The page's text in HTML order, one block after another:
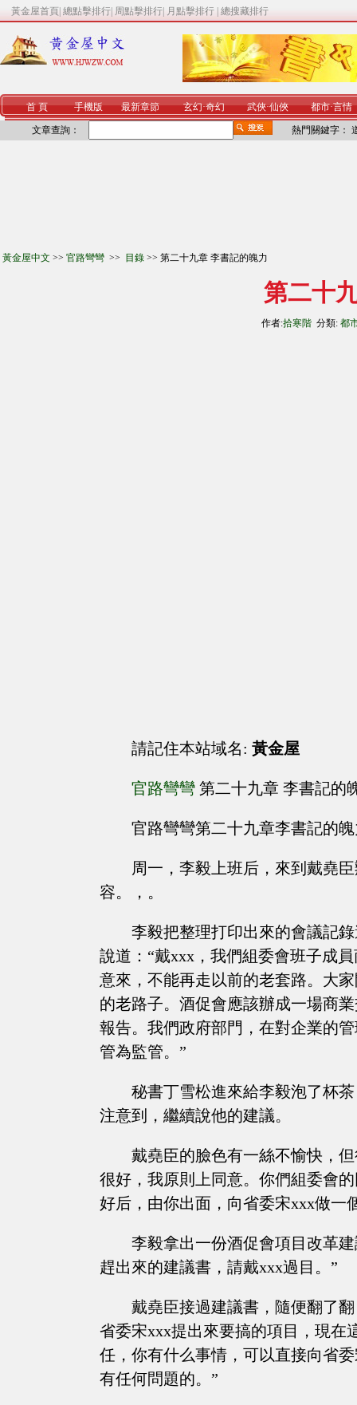
黃金屋首頁 總點擊排行 周點擊排行 月點擊排行 總搜藏排行
首 頁 手機版 最新章節 玄幻·奇幻 武俠·仙俠 都市·言情
文章查詢： 熱門關鍵字：
黃金屋中文 >> 官路彎彎 >> 目錄 >> 第二十九章 李書記的魄力
第二十
作者:拾寒階 分類: 都
請記住本站域名: 黃金屋
官路彎彎 第二十九章 李書記的
官路彎彎第二十九章李書記的
周一，李毅上班后，來到戴堯
容。，。
李毅把整理打印出來的會議記
說道：“戴xxx，我們組委會班子成
意來，不能再走以前的老套路。大
的老路子。酒促會應該辦成一場商
報告。我們政府部門，在對企業的
管為監管。”
秘書丁雪松進來給李毅泡了杯
注意到，繼續說他的建議。
戴堯臣的臉色有一絲不愉快，
很好，我原則上同意。你們組委會
好后，由你出面，向省委宋xxx做一
李毅拿出一份酒促會項目改革
趕出來的建議書，請戴xxx過目。”
戴堯臣接過建議書，隨便翻了
省委宋xxx提出來要搞的項目，現在
任，你有什么事情，可以直接向省
有任何問題的。”